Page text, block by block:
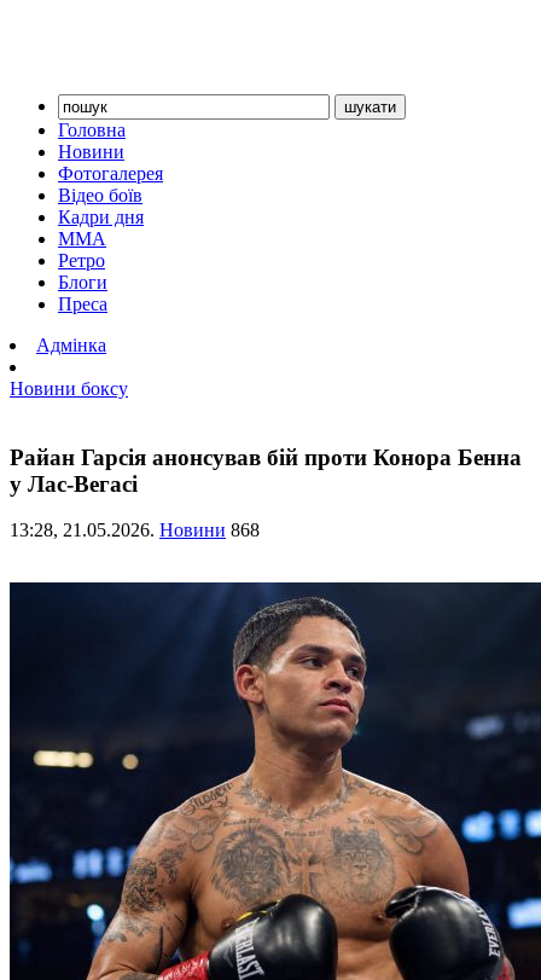
Головна
Новини
Фотогалерея
Відео боїв
Кадри дня
ММА
Ретро
Блоги
Преса
Адмінка
Новини боксу
Райан Гарсія анонсував бій проти Конора Бенна
у Лас-Вегасі
13:28, 21.05.2026. Новини 868